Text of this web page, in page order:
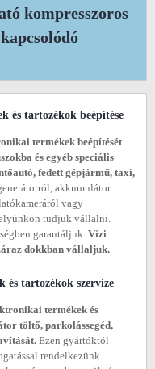
kompresszoros
és tartozékok beépítése
termékek beépítését
és egyéb speciális
fedett gépjármű, taxi,
akkumulátor
vagy
tudjuk vállalni.
garantáljuk. Vízi
dokkban vállaljuk.
tartozékok szervize
termékek és
töltő, parkolássegéd,
Ezen gyártóktól
rendelkezünk.